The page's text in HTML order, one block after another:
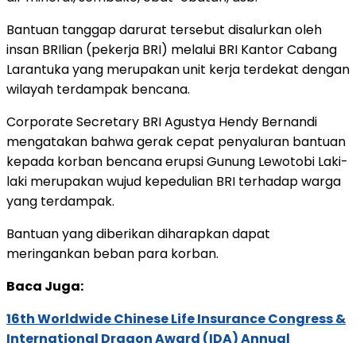
Bantuan tanggap darurat tersebut disalurkan oleh
insan BRIlian (pekerja BRI) melalui BRI Kantor Cabang
Larantuka yang merupakan unit kerja terdekat dengan
wilayah terdampak bencana.
Corporate Secretary BRI Agustya Hendy Bernandi
mengatakan bahwa gerak cepat penyaluran bantuan
kepada korban bencana erupsi Gunung Lewotobi Laki-
laki merupakan wujud kepedulian BRI terhadap warga
yang terdampak.
Bantuan yang diberikan diharapkan dapat
meringankan beban para korban.
Baca Juga:
16th Worldwide Chinese Life Insurance Congress &
International Dragon Award (IDA) Annual